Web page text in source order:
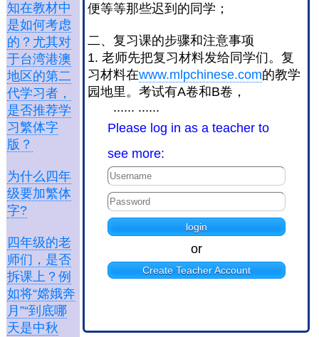
知在教材中
是如何考虑
的？尤其对
于台湾港澳
地区的第二
代学习者，
是否推荐学
习繁体字
版？
为什么四年
级要加繁体
字?
四年级的老
师们，是否
拆课上？例
如将“嫦娥奔
月”“到底哪
天是中秋
便等等那些迟到的同学；
二、复习课的步骤和注意事项
1. 老师先把复习材料发给同学们。复
习材料在www.mlpchinese.com的教学
园地里。考试有A卷和B卷，
...... ......
Please log in as a teacher to
see more:
or
Create Teacher Account